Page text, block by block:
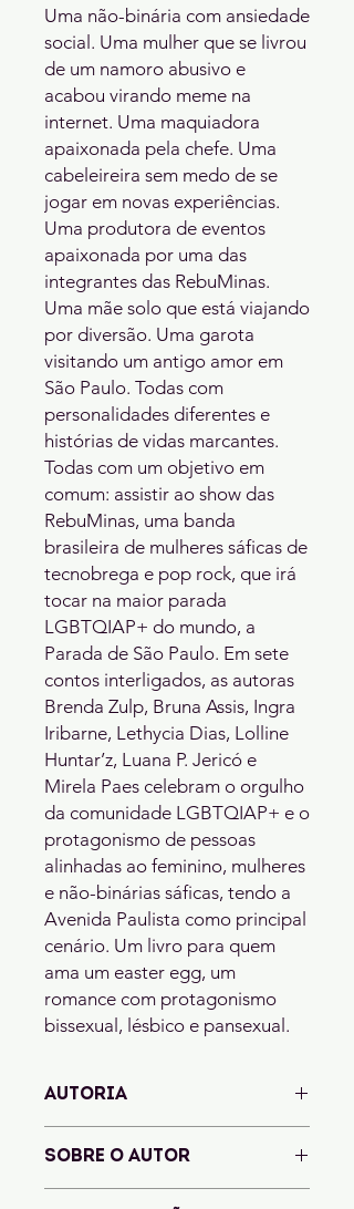
Uma não-binária com ansiedade
social. Uma mulher que se livrou
de um namoro abusivo e
acabou virando meme na
internet. Uma maquiadora
apaixonada pela chefe. Uma
cabeleireira sem medo de se
jogar em novas experiências.
Uma produtora de eventos
apaixonada por uma das
integrantes das RebuMinas.
Uma mãe solo que está viajando
por diversão. Uma garota
visitando um antigo amor em
São Paulo. Todas com
personalidades diferentes e
histórias de vidas marcantes.
Todas com um objetivo em
comum: assistir ao show das
RebuMinas, uma banda
brasileira de mulheres sáficas de
tecnobrega e pop rock, que irá
tocar na maior parada
LGBTQIAP+ do mundo, a
Parada de São Paulo. Em sete
contos interligados, as autoras
Brenda Zulp, Bruna Assis, Ingra
Iribarne, Lethycia Dias, Lolline
Huntar’z, Luana P. Jericó e
Mirela Paes celebram o orgulho
da comunidade LGBTQIAP+ e o
protagonismo de pessoas
alinhadas ao feminino, mulheres
e não-binárias sáficas, tendo a
Avenida Paulista como principal
cenário. Um livro para quem
ama um easter egg, um
romance com protagonismo
bissexual, lésbico e pansexual.
AUTORIA
Iribarne, Lethycia Dias, Lolline
Huntar’z, Luana P. Jericó e Mirela
SOBRE O AUTOR